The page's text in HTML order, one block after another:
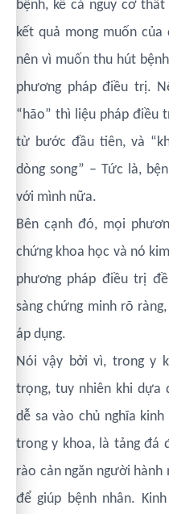
bệnh, kể cả nguy cơ
kết quả mong muốn
nên vì muốn thu hút
phương pháp điều trị.
“hão” thì liệu pháp điều
từ bước đầu tiên, và
dòng song” – Tức là,
với mình nữa.
Bên cạnh đó, mọi
chứng khoa học và nó
phương pháp điều trị
sàng chứng minh rõ
áp dụng.
Nói vậy bởi vì, trong y
trọng, tuy nhiên khi dựa
dễ sa vào chủ nghĩa
trong y khoa, là tảng đá
rào cản ngăn người
để giúp bệnh nhân.